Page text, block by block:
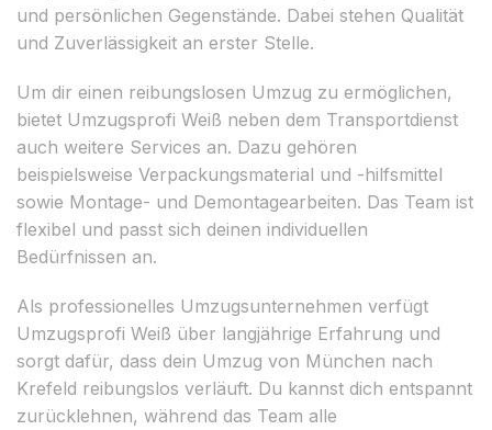
und persönlichen Gegenstände. Dabei stehen Qualität
und Zuverlässigkeit an erster Stelle.
Um dir einen reibungslosen Umzug zu ermöglichen,
bietet Umzugsprofi Weiß neben dem Transportdienst
auch weitere Services an. Dazu gehören
beispielsweise Verpackungsmaterial und -hilfsmittel
sowie Montage- und Demontagearbeiten. Das Team ist
flexibel und passt sich deinen individuellen
Bedürfnissen an.
Als professionelles Umzugsunternehmen verfügt
Umzugsprofi Weiß über langjährige Erfahrung und
sorgt dafür, dass dein Umzug von München nach
Krefeld reibungslos verläuft. Du kannst dich entspannt
zurücklehnen, während das Team alle